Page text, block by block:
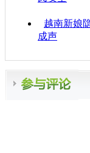
越南新娘
成声